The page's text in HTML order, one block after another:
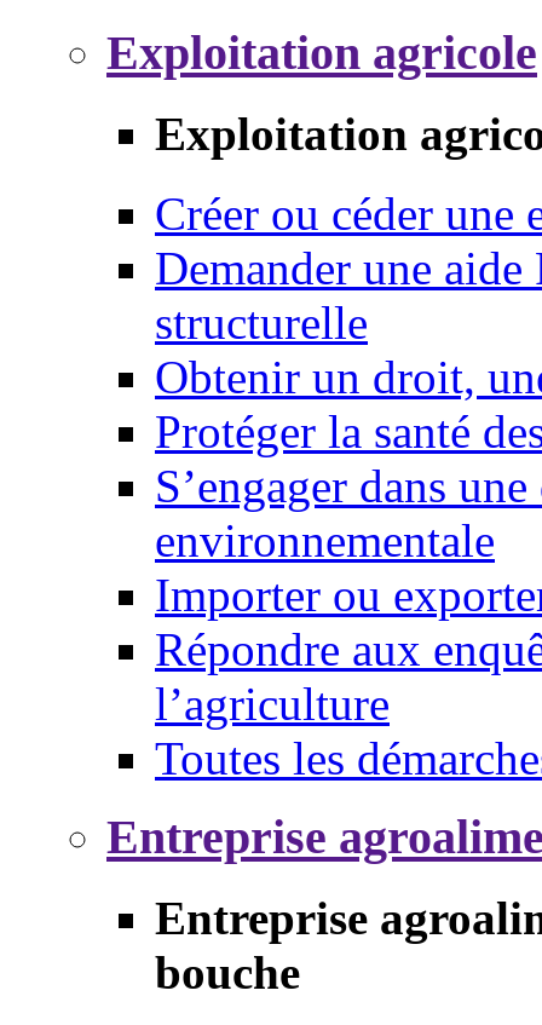
Exploitation agricole
Exploitation
Créer ou céder une
Demander une
structurelle
Obtenir un droit,
Protéger la santé
S’engager dans
environnementale
Importer ou
Répondre aux
l’agriculture
Toutes les
Entreprise
Entreprise
bouche